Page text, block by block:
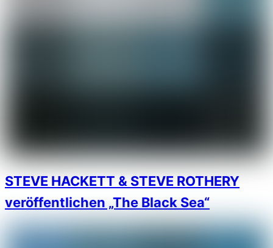
STEVE HACKETT & STEVE ROTHERY
veröffentlichen „The Black Sea“